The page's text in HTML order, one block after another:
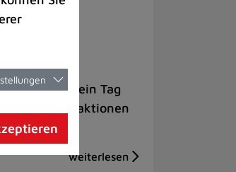
am 5. Juli ein Tag
Mitmachaktionen